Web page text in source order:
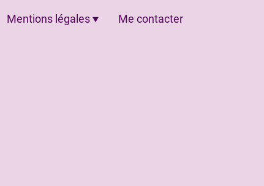
Mentions légales Me contacter